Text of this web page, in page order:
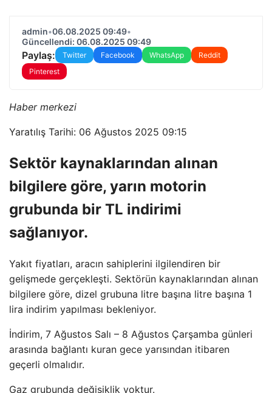
admin•06.08.2025 09:49•
Güncellendi: 06.08.2025 09:49
Paylaş: Twitter Facebook WhatsApp
Reddit
Pinterest
Haber merkezi
Yaratılış Tarihi: 06 Ağustos 2025 09:15
Sektör kaynaklarından alınan
bilgilere göre, yarın motorin
grubunda bir TL indirimi
sağlanıyor.
Yakıt fiyatları, aracın sahiplerini ilgilendiren bir
gelişmede gerçekleşti. Sektörün kaynaklarından alınan
bilgilere göre, dizel grubuna litre başına litre başına 1
lira indirim yapılması bekleniyor.
İndirim, 7 Ağustos Salı – 8 Ağustos Çarşamba günleri
arasında bağlantı kuran gece yarısından itibaren
geçerli olmalıdır.
Gaz grubunda değişiklik yoktur.